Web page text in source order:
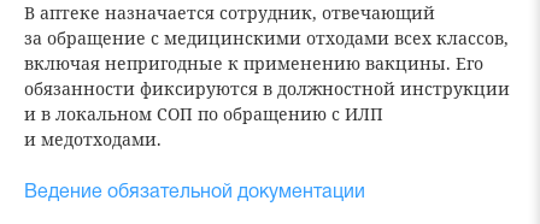
В аптеке назначается сотрудник, отвечающий
за обращение с медицинскими отходами всех классов,
включая непригодные к применению вакцины. Его
обязанности фиксируются в должностной инструкции
и в локальном СОП по обращению с ИЛП
и медотходами.
Ведение обязательной документации